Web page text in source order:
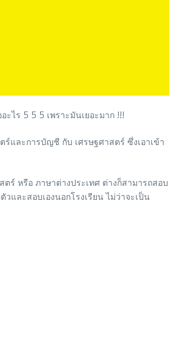
ไร 5 5 5 เพราะมันเยอะมาก !!!
และการบัญชี กับ เศรษฐศาสตร์ ซึ่งเอาเข้า
ร์ หรือ ภาษาต่างประเทศ ต่างก็สามารถสอบ
และสอบเองนอกโรงเรียน ไม่ว่าจะเป็น